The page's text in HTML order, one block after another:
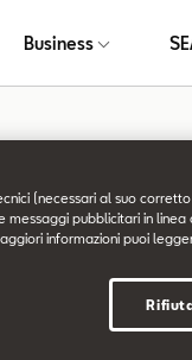
Business
(necessari al suo
messaggi pubblicitari in
informazioni puoi